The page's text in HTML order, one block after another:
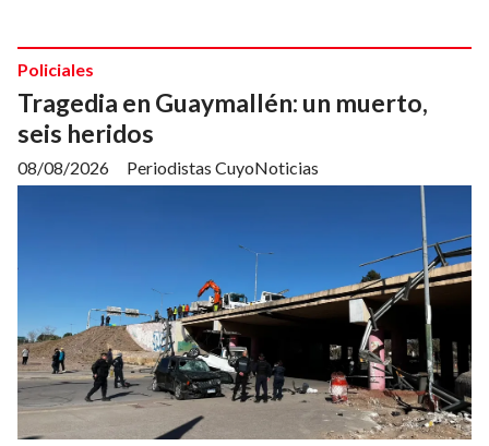
Tragedia en Guaymallén: un muerto,
seis heridos
Periodistas CuyoNoticias
Policiales
08/08/2026